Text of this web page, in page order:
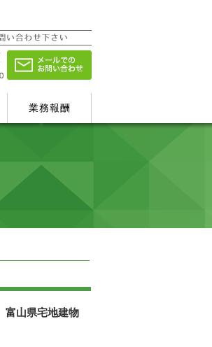
業務報酬
富山県宅地建物